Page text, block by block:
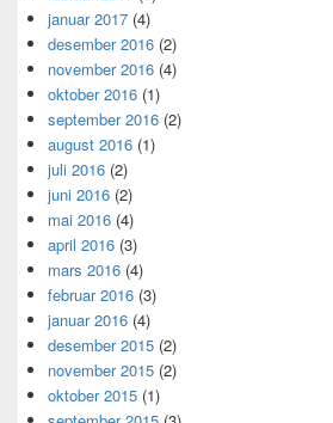
januar 2017 (4)
desember 2016 (2)
november 2016 (4)
oktober 2016 (1)
september 2016 (2)
august 2016 (1)
juli 2016 (2)
juni 2016 (2)
mai 2016 (4)
april 2016 (3)
mars 2016 (4)
februar 2016 (3)
januar 2016 (4)
desember 2015 (2)
november 2015 (2)
oktober 2015 (1)